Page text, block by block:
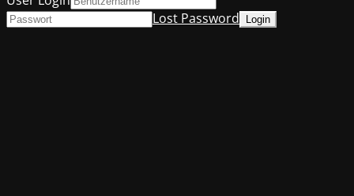
Lost Password